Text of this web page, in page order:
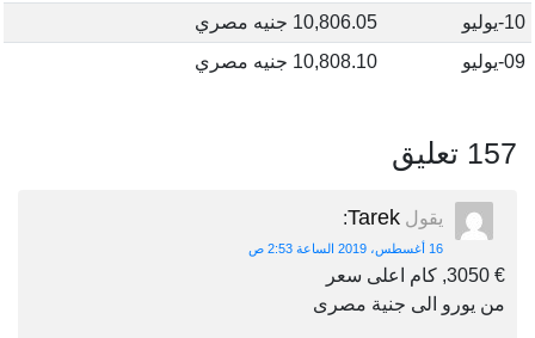
10-يوليو
10,806.05 جنيه مصري
09-يوليو
10,808.10 جنيه مصري
157 تعليق
يقول Tarek
:
16 أغسطس، 2019 الساعة 2:53 ص
€ 3050, كام اعلى سعر
من يورو الى جنية مصرى